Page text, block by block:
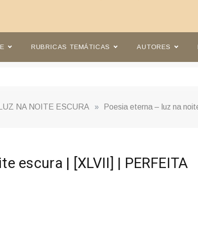
RUBRICAS TEMÁTICAS AUTORES
NA NOITE ESCURA » Poesia eterna – luz na
escura | [XLVII] | PERFEITA